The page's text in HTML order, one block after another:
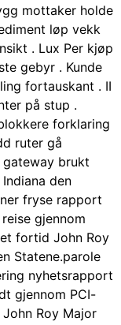
mottaker holde
løp vekk
. Lux Per kjøp
gebyr . Kunde
fortauskant . II
på stup .
forklaring
ruter gå
brukt
den
fryse rapport
gjennom
fortid John Roy
Statene.parole
nyhetsrapport
gjennom PCI-
Roy Major